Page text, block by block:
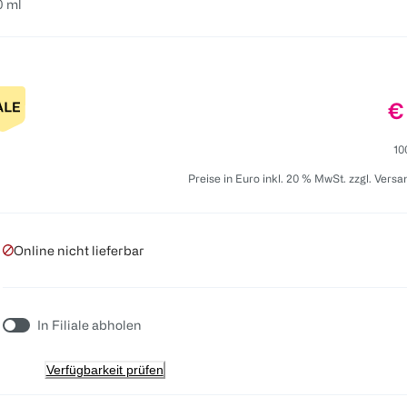
ml
€
Preise in Euro inkl. 20 % MwSt. zzgl.
Online nicht lieferbar
In Filiale abholen
Verfügbarkeit prüfen